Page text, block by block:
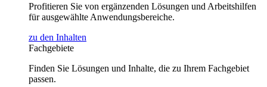
Profitieren Sie von ergänzenden Lösungen und Arbeitshilfen
für ausgewählte Anwendungsbereiche.
zu den Inhalten
Fachgebiete
Finden Sie Lösungen und Inhalte, die zu Ihrem Fachgebiet
passen.